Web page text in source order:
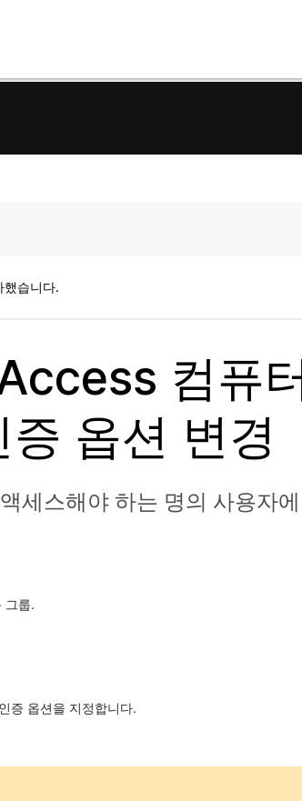
했습니다.
컴퓨
옵션 변경
세스해야 하는 명의 사용자
그룹.
증 옵션을 지정합니다.